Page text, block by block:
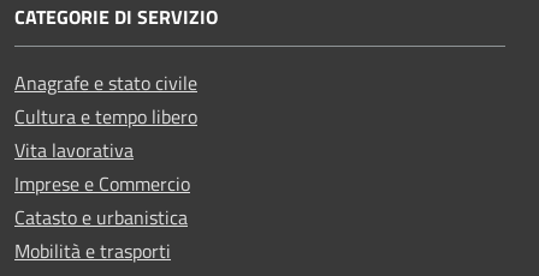
CATEGORIE DI SERVIZIO
Anagrafe e stato civile
Cultura e tempo libero
Vita lavorativa
Imprese e Commercio
Catasto e urbanistica
Mobilità e trasporti